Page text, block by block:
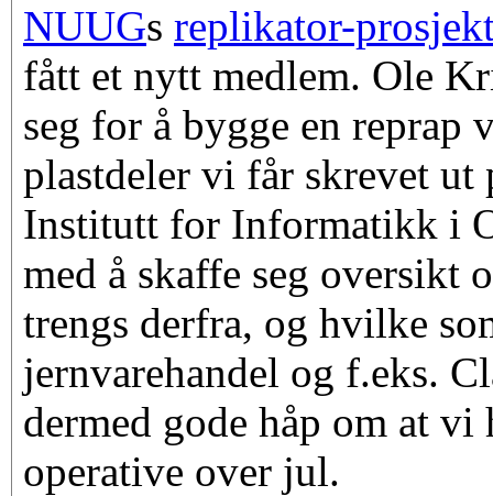
NUUGs replikator-
fått et nytt medlem. Ole
seg for å bygge en reprap
plastdeler vi får skrevet
Institutt for Informatikk i
med å skaffe seg oversikt
trengs derfra, og hvilke
jernvarehandel og f.eks.
dermed gode håp om at
operative over jul.